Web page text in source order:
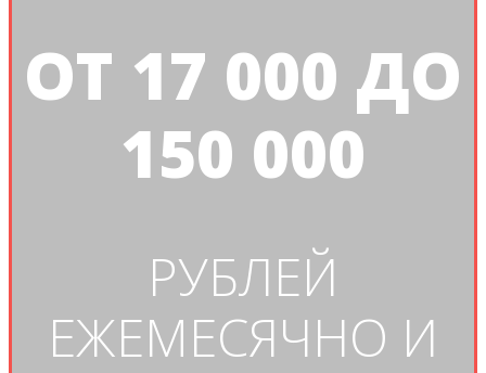
ОТ 17 000 ДО
150 000
РУБЛЕЙ
ЕЖЕМЕСЯЧНО И